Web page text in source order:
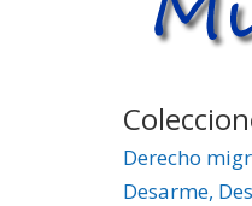
Derecho
Desarme,